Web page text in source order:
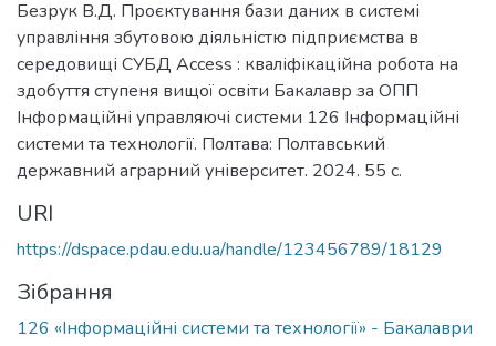
Безрук В.Д. Проєктування бази даних в системі
управління збутовою діяльністю підприємства в
середовищі СУБД Аccess : кваліфікаційна робота на
здобуття ступеня вищої освіти Бакалавр за ОПП
Інформаційні управляючі системи 126 Інформаційні
системи та технології. Полтава: Полтавський
державний аграрний університет. 2024. 55 с.
URI
https://dspace.pdau.edu.ua/handle/123456789/18129
Зібрання
126 «Інформаційні системи та технології» - Бакалаври